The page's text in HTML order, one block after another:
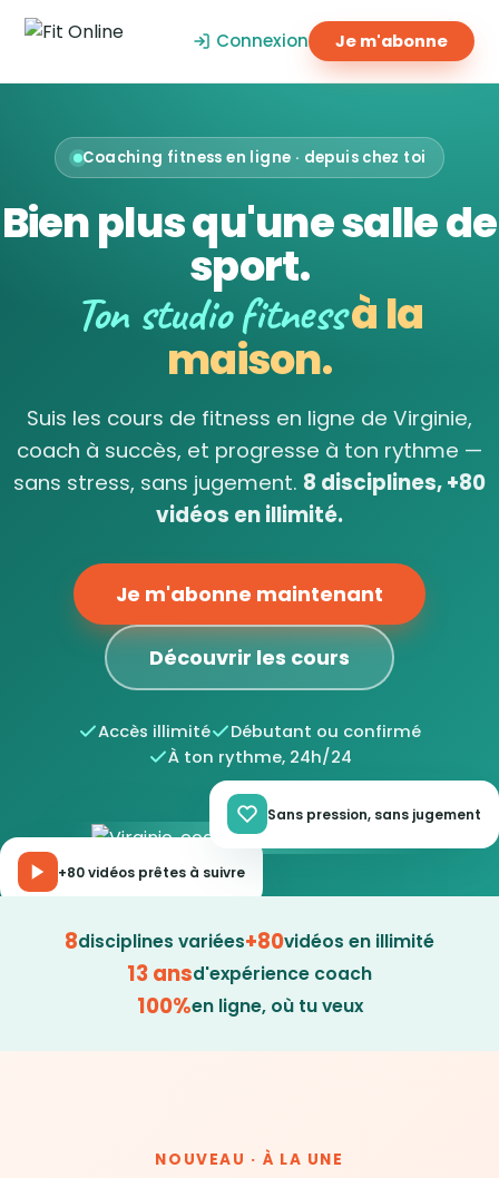
Connexion Je m'abonne
Coaching fitness en ligne · depuis chez toi
Bien plus qu'une salle de
sport.
Ton studio fitnessà la
maison.
Suis les cours de fitness en ligne de Virginie,
coach à succès, et progresse à ton rythme —
sans stress, sans jugement. 8 disciplines, +80
vidéos en illimité.
Je m'abonne maintenant
Découvrir les cours
Accès illimité
Débutant ou confirmé
À ton rythme, 24h/24
+80 vidéos prêtes à suivre
Sans pression, sans jugement
8disciplines variées+80vidéos en illimité
13 ansd'expérience coach
100%en ligne, où tu veux
NOUVEAU · À LA UNE